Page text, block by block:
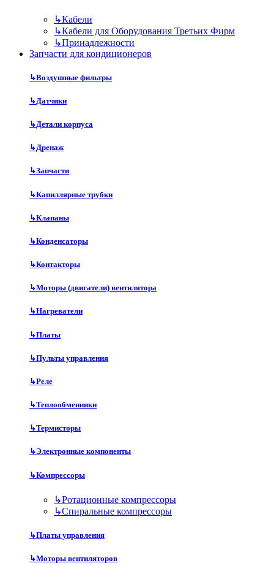
↳Кабели
↳Кабели для Оборудования Третьих Фирм
↳Принадлежности
Запчасти для кондиционеров
↳Воздушные фильтры
↳Датчики
↳Детали корпуса
↳Дренаж
↳Запчасти
↳Капиллярные трубки
↳Клапаны
↳Конденсаторы
↳Контакторы
↳Моторы (двигатели) вентилятора
↳Нагреватели
↳Платы
↳Пульты управления
↳Реле
↳Теплообменники
↳Термисторы
↳Электронные компоненты
↳Компрессоры
↳Ротационные компрессоры
↳Спиральные компрессоры
↳Платы управления
↳Моторы вентиляторов